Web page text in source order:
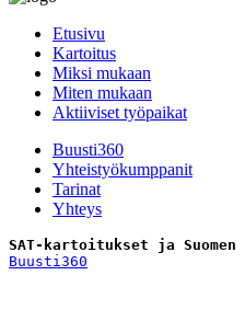
Etusivu
Kartoitus
Miksi mukaan
Miten mukaan
Aktiiviset työpaikat
Buusti360
Yhteistyökumppanit
Tarinat
Yhteys
SAT-kartoitukset ja
Buusti360